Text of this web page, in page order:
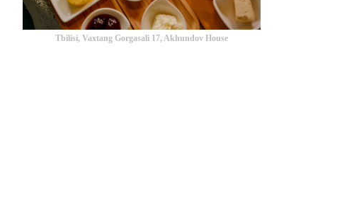
Tbilisi, Vaxtang Gorgasali 17, Akhundov House